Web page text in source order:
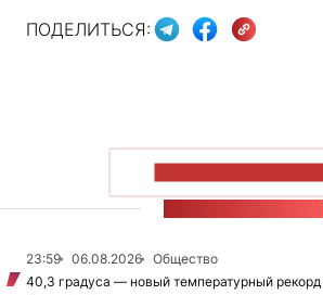
ПОДЕЛИТЬСЯ:
23:59 06.08.2026
Общество
40,3 градуса — новый температурный рекорд